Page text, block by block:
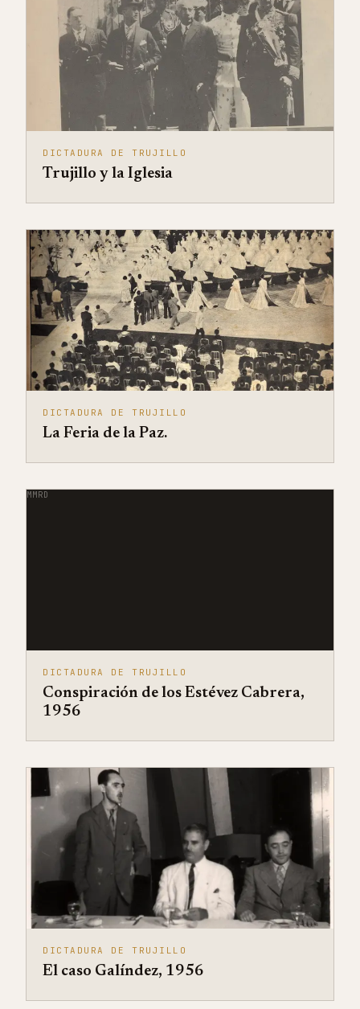
DICTADURA DE TRUJILLO
Trujillo y la Iglesia
DICTADURA DE TRUJILLO
La Feria de la Paz.
MMRD
DICTADURA DE TRUJILLO
Conspiración de los Estévez Cabrera,
1956
DICTADURA DE TRUJILLO
El caso Galíndez, 1956